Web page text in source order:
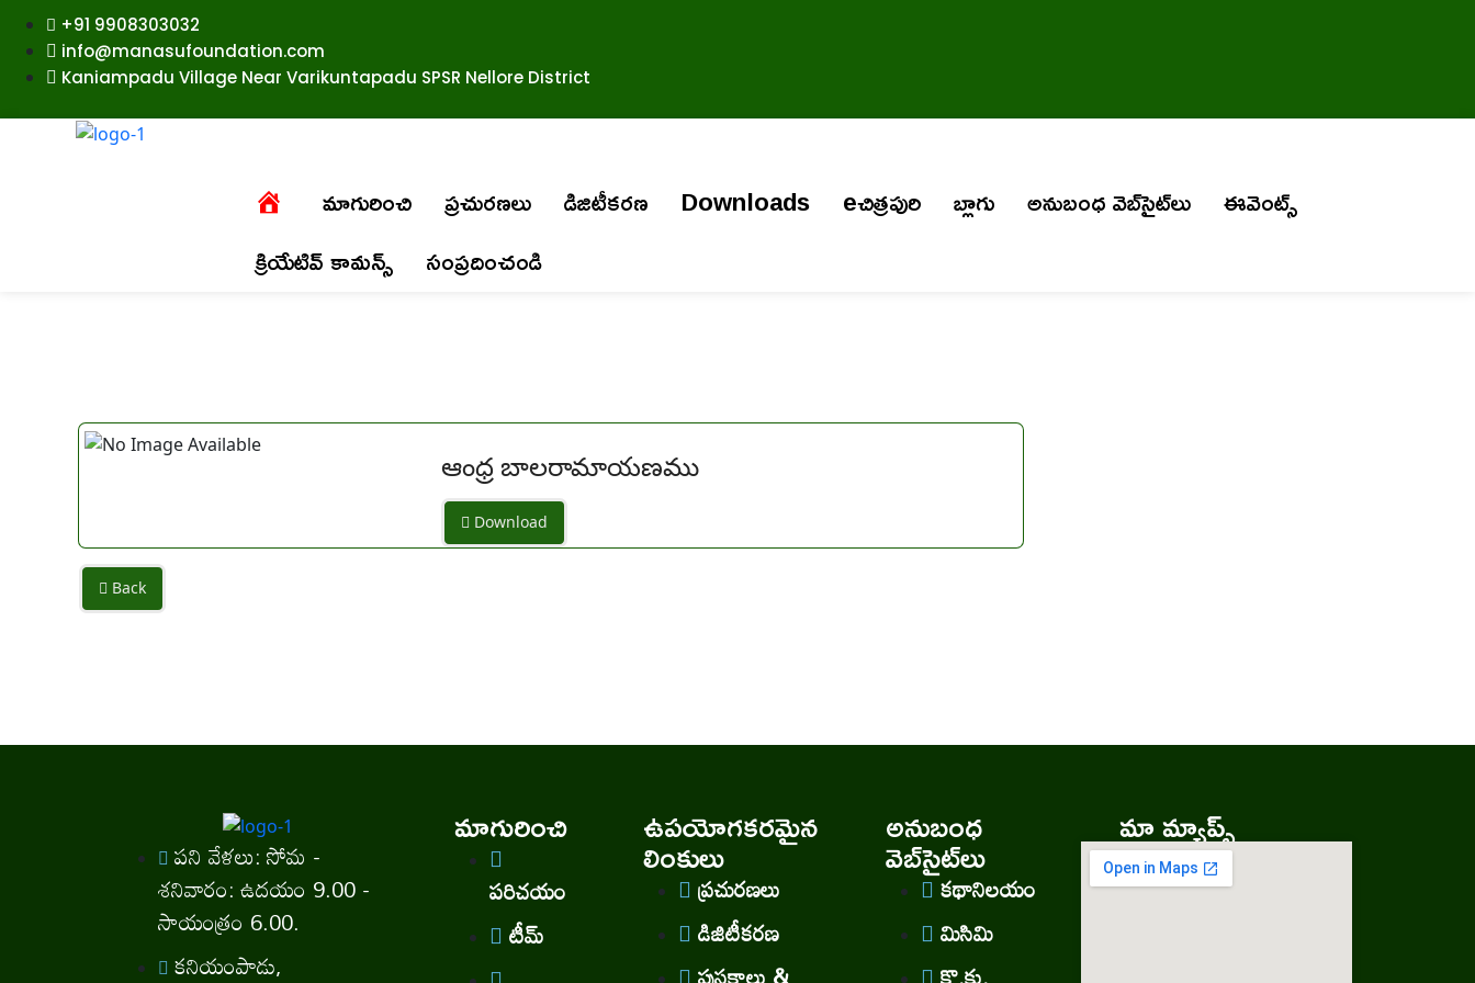
+91 9908303032
info@manasufoundation.com
Kaniampadu Village Near Varikuntapadu SPSR Nellore District
మాగురించి ప్రచురణలు డిజిటీకరణ Downloads eచిత్రపురి బ్లాగు అనుబంధ వెబ్‌సైట్‌లు
ఈవెంట్స్
క్రియేటివ్ కామన్స్
సంప్రదించండి
ఆంధ్ర బాలరామాయణము
Download
Back
పని వేళలు: సోమ -
శనివారం: ఉదయం 9.00 -
సాయంత్రం 6.00.
కనియంపాడు,
మాగురించి
పరిచయం
టీమ్
ఉపయోగకరమైన
లింకులు
ప్రచురణలు
డిజిటీకరణ
అనుబంధ
వెబ్‌సైట్‌లు
కథానిలయం
మిసిమి
మా మ్యాప్స్